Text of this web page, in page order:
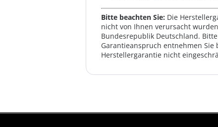
Bitte beachten Sie: Die
nicht von Ihnen verursacht
Bundesrepublik Deutschland.
Garantieanspruch entnehmen Sie
Herstellergarantie nicht